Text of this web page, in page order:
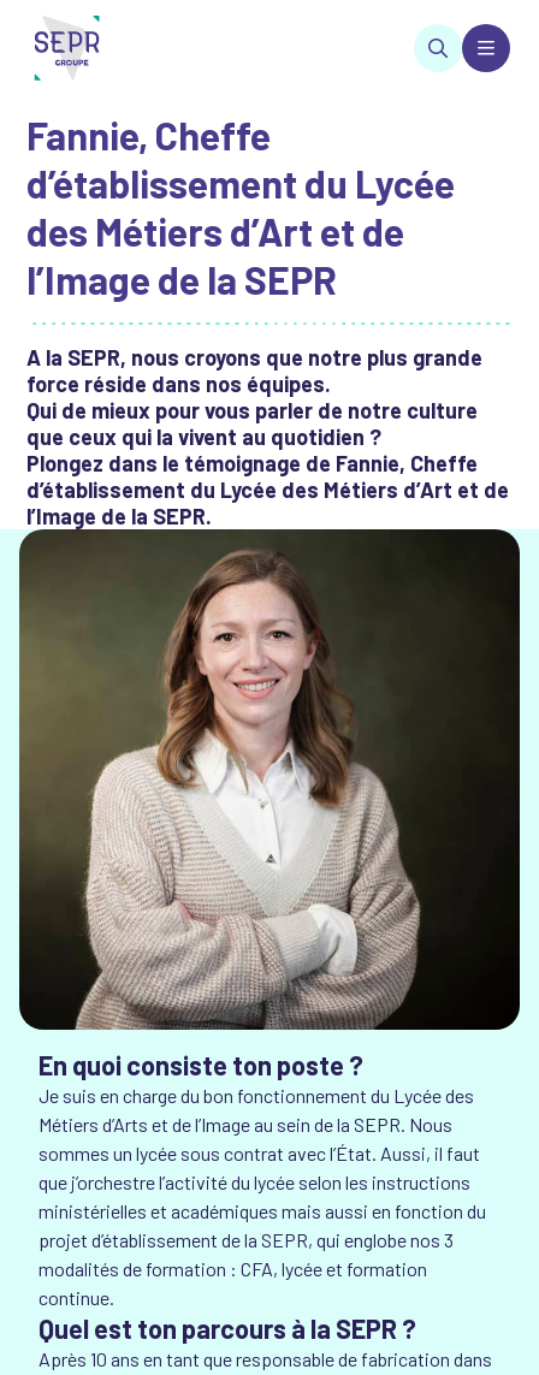
Fannie, Cheffe d’établissement du Lycée des Métiers d’Art et
de l’Image de la SEPR
Fannie, Cheffe
d’établissement du Lycée
des Métiers d’Art et de
l’Image de la SEPR
A la SEPR, nous croyons que notre plus grande
force réside dans nos équipes.
Qui de mieux pour vous parler de notre culture
que ceux qui la vivent au quotidien ?
Plongez dans le témoignage de Fannie, Cheffe
d’établissement du Lycée des Métiers d’Art et de
l’Image de la SEPR.
En quoi consiste ton poste ?
Je suis en charge du bon fonctionnement du Lycée des
Métiers d’Arts et de l’Image au sein de la SEPR. Nous
sommes un lycée sous contrat avec l’État. Aussi, il faut
que j’orchestre l’activité du lycée selon les instructions
ministérielles et académiques mais aussi en fonction du
projet d’établissement de la SEPR, qui englobe nos 3
modalités de formation : CFA, lycée et formation
continue.
Quel est ton parcours à la SEPR ?
Après 10 ans en tant que responsable de fabrication dans